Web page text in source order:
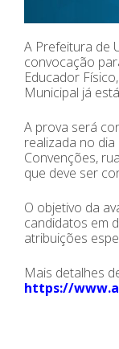
A Prefeitura de
convocação
Educador
Municipal já
A prova será
realizada no
Convenções,
que deve ser
O objetivo da
candidatos em
atribuições
Mais detalhes
https://